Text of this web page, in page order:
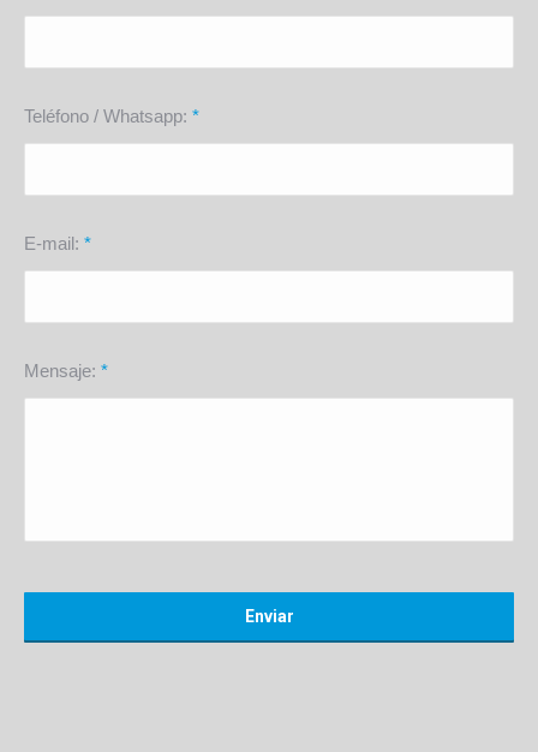
Teléfono / Whatsapp: *
E-mail: *
Mensaje: *